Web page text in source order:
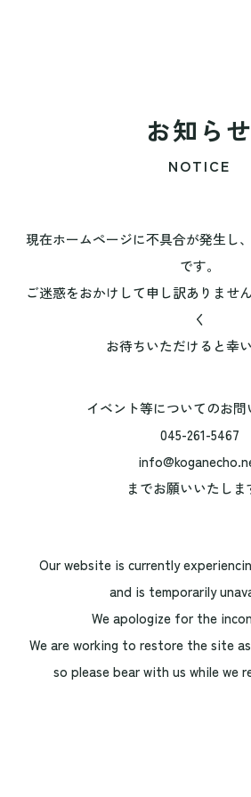
お知らせ
NOTICE
現在ホームページに不具合が発生し
です。
ご迷惑をおかけして申し訳ありませ
く
お待ちいただけると幸い
イベント等についてのお問
045-261-5467
までお願いいたしま
Our website is currently
and is temporarily
We apologize for the
We are working to restore the site
so please bear with us while we